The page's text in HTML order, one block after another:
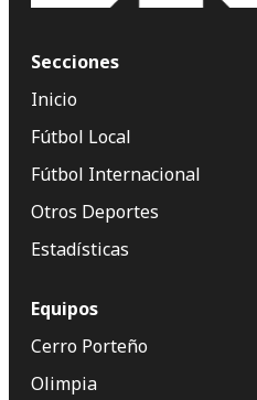
Secciones
Inicio
Fútbol Local
Fútbol Internacional
Otros Deportes
Estadísticas
Equipos
Cerro Porteño
Olimpia